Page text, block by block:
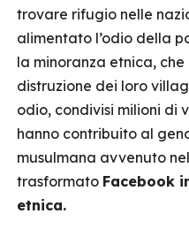
trovare rifugio nelle
alimentato l’odio della
la minoranza etnica,
distruzione dei loro
odio, condivisi milioni di
hanno contribuito al
musulmana avvenuto
trasformato Facebook
etnica.